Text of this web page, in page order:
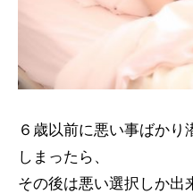
６歳以前に悪い事ばか
しまったら、
その後は悪い選択しか出